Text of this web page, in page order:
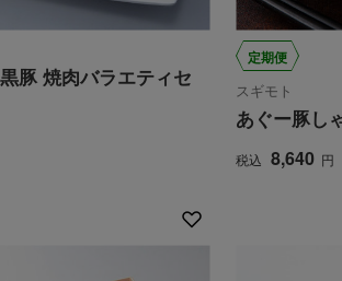
豚 焼肉バラエティセ
定期便
スギモト
あぐー豚し
税込 8,640 円